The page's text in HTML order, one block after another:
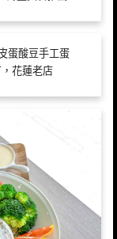
蛋酸豆手工蛋
花蓮老店